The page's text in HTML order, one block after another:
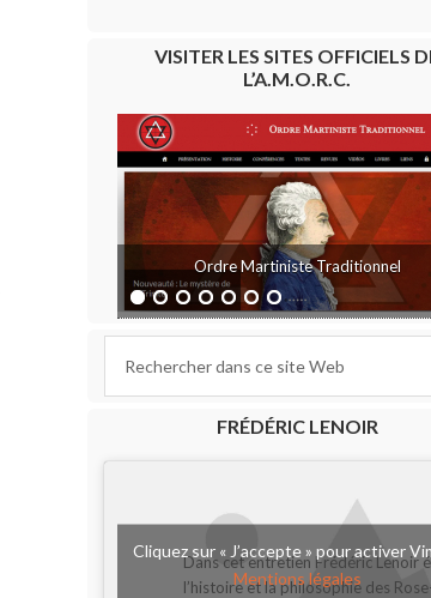
VISITER LES SITES OFFICIELS
L’A.M.O.R.C.
Ordre Martiniste Traditionnel
FRÉDÉRIC LENOIR
Dans cet entretien Frédéric Lenoir
l’histoire et la philosophie des
Cliquez sur « J’accepte » pour activer
Mentions légales